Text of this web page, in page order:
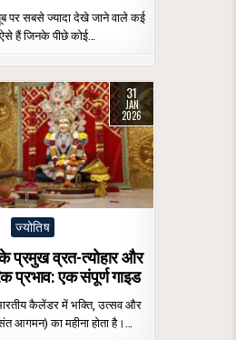
पर सबसे ज्यादा देखे जाने वाले कई
हैं जिनके पीछे कोई…
31
JAN
2026
Posted
ज्योतिष
प्रमुख व्रत-त्योहार और
प्रभाव: एक संपूर्ण गाइड
कैलेंडर में भक्ति, उत्सव और
आगमन) का महीना होता है।…